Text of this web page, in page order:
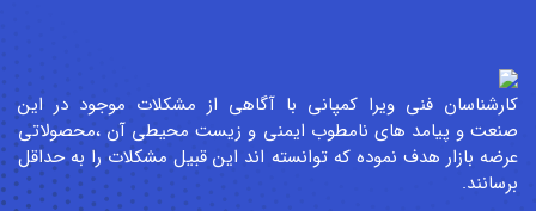
فنی ویرا کمپانی با آگاهی از مشکلات موجود در این
و پیامد های نامطوب ایمنی و زیست محیطی آن ،محصولاتی
بازار هدف نموده که توانسته اند این قبیل مشکلات را به حداقل